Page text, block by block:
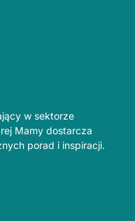
w sektorze
Mamy dostarcza
porad i inspiracji.